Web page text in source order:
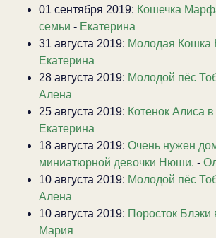
01 сентября 2019: Кошечка
семьи - Екатерина
31 августа 2019: Молодая Кошка
Екатерина
28 августа 2019: Молодой пёс
Алена
25 августа 2019: Котенок Алиса
Екатерина
18 августа 2019: Очень нужен
миниатюрной девочки Нюши. -
10 августа 2019: Молодой пёс
Алена
10 августа 2019: Поросток Блэки
Мария